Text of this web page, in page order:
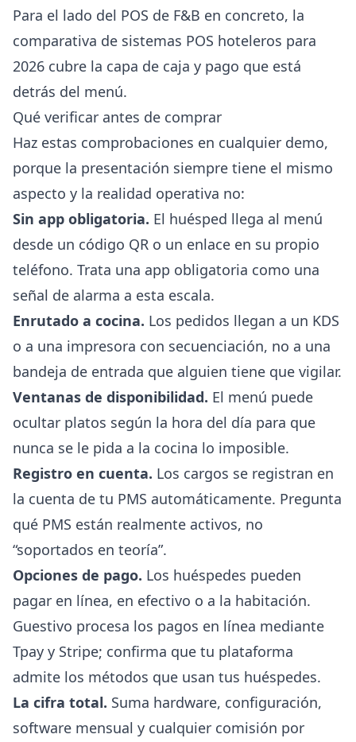
Para el lado del POS de F&B en concreto, la
comparativa de sistemas POS hoteleros para
2026 cubre la capa de caja y pago que está
detrás del menú.
Qué verificar antes de comprar
Haz estas comprobaciones en cualquier demo,
porque la presentación siempre tiene el mismo
aspecto y la realidad operativa no:
Sin app obligatoria. El huésped llega al menú
desde un código QR o un enlace en su propio
teléfono. Trata una app obligatoria como una
señal de alarma a esta escala.
Enrutado a cocina. Los pedidos llegan a un KDS
o a una impresora con secuenciación, no a una
bandeja de entrada que alguien tiene que vigilar.
Ventanas de disponibilidad. El menú puede
ocultar platos según la hora del día para que
nunca se le pida a la cocina lo imposible.
Registro en cuenta. Los cargos se registran en
la cuenta de tu PMS automáticamente. Pregunta
qué PMS están realmente activos, no
“soportados en teoría”.
Opciones de pago. Los huéspedes pueden
pagar en línea, en efectivo o a la habitación.
Guestivo procesa los pagos en línea mediante
Tpay y Stripe; confirma que tu plataforma
admite los métodos que usan tus huéspedes.
La cifra total. Suma hardware, configuración,
software mensual y cualquier comisión por